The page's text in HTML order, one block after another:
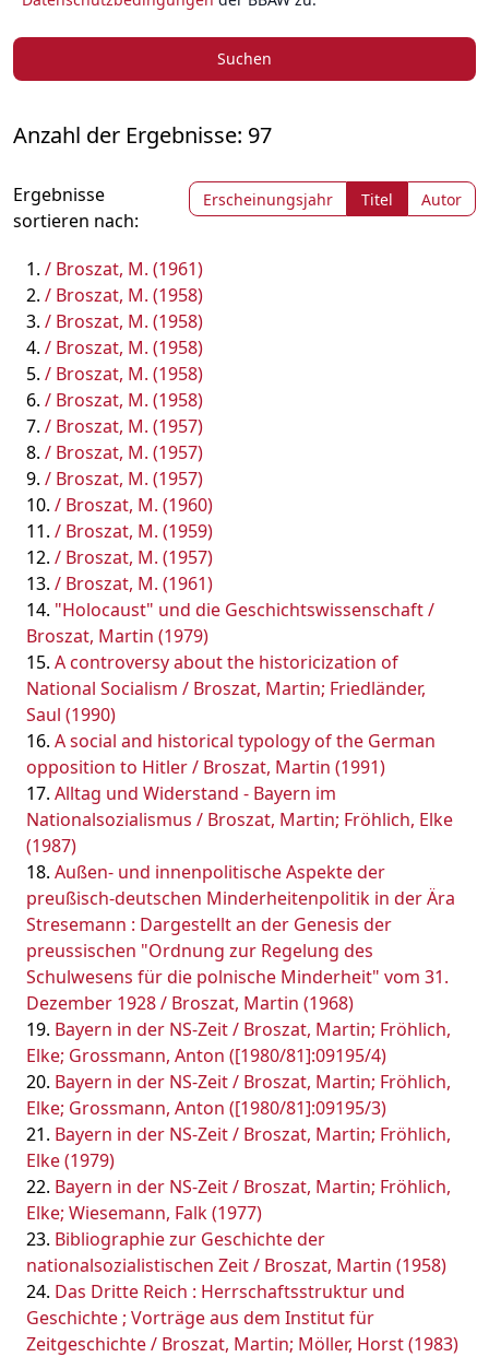
Suchen
Anzahl der Ergebnisse: 97
Ergebnisse
sortieren nach:
Erscheinungsjahr Titel Autor
/ Broszat, M. (1961)
/ Broszat, M. (1958)
/ Broszat, M. (1958)
/ Broszat, M. (1958)
/ Broszat, M. (1958)
/ Broszat, M. (1958)
/ Broszat, M. (1957)
/ Broszat, M. (1957)
/ Broszat, M. (1957)
/ Broszat, M. (1960)
/ Broszat, M. (1959)
/ Broszat, M. (1957)
/ Broszat, M. (1961)
"Holocaust" und die Geschichtswissenschaft /
Broszat, Martin (1979)
A controversy about the historicization of
National Socialism / Broszat, Martin; Friedländer,
Saul (1990)
A social and historical typology of the German
opposition to Hitler / Broszat, Martin (1991)
Alltag und Widerstand - Bayern im
Nationalsozialismus / Broszat, Martin; Fröhlich, Elke
(1987)
Außen- und innenpolitische Aspekte der
preußisch-deutschen Minderheitenpolitik in der Ära
Stresemann : Dargestellt an der Genesis der
preussischen "Ordnung zur Regelung des
Schulwesens für die polnische Minderheit" vom 31.
Dezember 1928 / Broszat, Martin (1968)
Bayern in der NS-Zeit / Broszat, Martin; Fröhlich,
Elke; Grossmann, Anton ([1980/81]:09195/4)
Bayern in der NS-Zeit / Broszat, Martin; Fröhlich,
Elke; Grossmann, Anton ([1980/81]:09195/3)
Bayern in der NS-Zeit / Broszat, Martin; Fröhlich,
Elke (1979)
Bayern in der NS-Zeit / Broszat, Martin; Fröhlich,
Elke; Wiesemann, Falk (1977)
Bibliographie zur Geschichte der
nationalsozialistischen Zeit / Broszat, Martin (1958)
Das Dritte Reich : Herrschaftsstruktur und
Geschichte ; Vorträge aus dem Institut für
Zeitgeschichte / Broszat, Martin; Möller, Horst (1983)